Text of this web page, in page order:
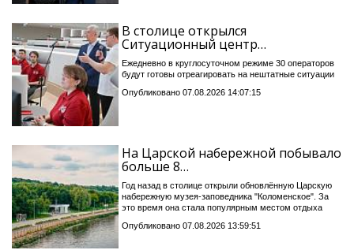
В столице открылся
Ситуационный центр…
Ежедневно в круглосуточном режиме 30 операторов
будут готовы отреагировать на нештатные ситуации
Опубликовано 07.08.2026 14:07:15
На Царской набережной побывало
больше 8…
Год назад в столице открыли обновлённую Царскую
набережную музея-заповедника "Коломенское". За
это время она стала популярным местом отдыха
Опубликовано 07.08.2026 13:59:51